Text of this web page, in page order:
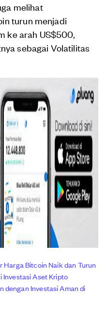
melihat
turun menjadi
ke arah US$500,
sebagai Volatilitas
Harga Bitcoin Naik dan Turun
Investasi Aset Kripto
dengan Investasi Aman di